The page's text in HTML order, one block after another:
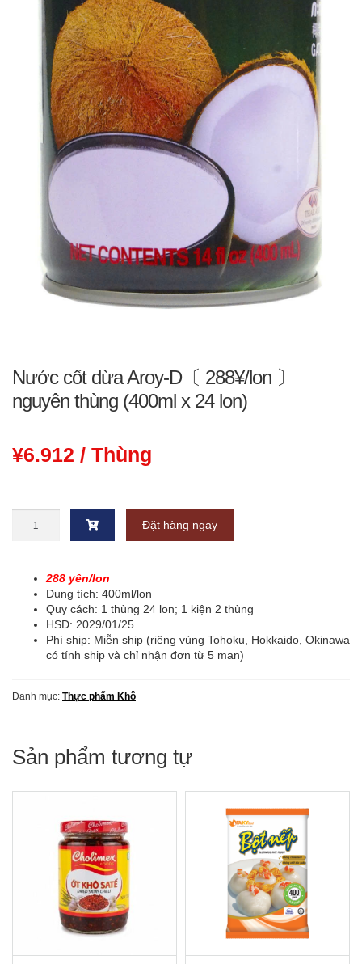
Nước cốt dừa Aroy-D〔 288¥/lon 〕
nguyên thùng (400ml x 24 lon)
¥6.912 / Thùng
288¥/lon
nguyên
thùng
(400ml
lon)
Đặt hàng ngay
288 yên/lon
Dung tích: 400ml/lon
Quy cách: 1 thùng 24 lon; 1 kiện 2 thùng
HSD: 2029/01/25
Phí ship: Miễn ship (riêng vùng Tohoku, Hokkaido, Okinawa
có tính ship và chỉ nhận đơn từ 5 man)
Danh mục: Thực phẩm Khô
Sản phẩm tương tự